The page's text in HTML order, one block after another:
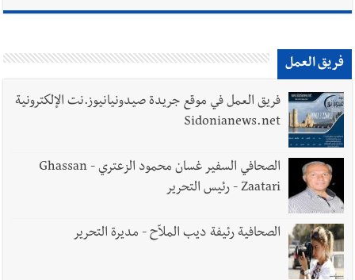
فريق العمل
فريق العمل في موقع جريدة صيدونيانيوز.نت الإلكترونية
Sidonianews.net
الصحافي السفير غسان محمود الزعتري - Ghassan
Zaatari - رئيس التحرير
الصحافية رئيفة ديب الملاّح - مديرة التحرير